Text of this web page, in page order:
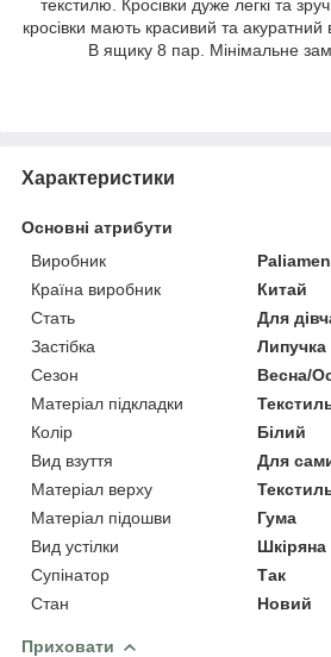
текстилю. Кросівки дуже легкі та
кросівки мають красивий та акуратний
В ящику 8 пар. Мінімальне
Характеристики
Основні атрибути
Виробник
Країна виробник
Китай
Стать
Для
Застібка
Липучка
Сезон
Весна/
Матеріал підкладки
Колір
Білий
Вид взуття
Для
Матеріал верху
Матеріал підошви
Гума
Вид устілки
Шкіряна
Супінатор
Так
Стан
Новий
Приховати